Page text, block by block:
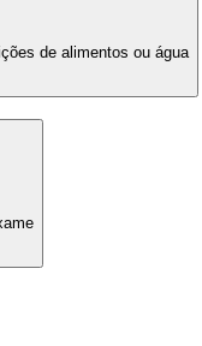
de alimentos ou água